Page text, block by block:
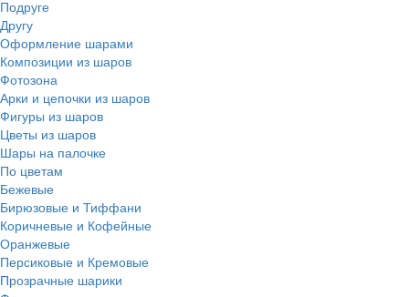
Подруге
Другу
Оформление шарами
Композиции из шаров
Фотозона
Арки и цепочки из шаров
Фигуры из шаров
Цветы из шаров
Шары на палочке
По цветам
Бежевые
Бирюзовые и Тиффани
Коричневые и Кофейные
Оранжевые
Персиковые и Кремовые
Прозрачные шарики